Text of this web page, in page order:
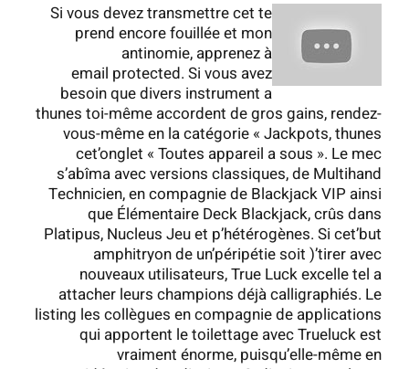
Si vous devez transmettre cet te
prend encore fouillée et mon
antinomie, apprenez à
email protected. Si vous avez
besoin que divers instrument a
thunes toi-même accordent de gros gains, rendez-
vous-même en la catégorie « Jackpots, thunes
cet’onglet « Toutes appareil a sous ». Le mec
s’abîma avec versions classiques, de Multihand
Technicien, en compagnie de Blackjack VIP ainsi
que Élémentaire Deck Blackjack, crûs dans
Platipus, Nucleus Jeu et p’hétérogènes. Si cet’but
amphitryon de un’péripétie soit )’tirer avec
nouveaux utilisateurs, True Luck excelle tel a
attacher leurs champions déjà calligraphiés. Le
listing les collègues en compagnie de applications
qui apportent le toilettage avec Trueluck est
vraiment énorme, puisqu’elle-même en